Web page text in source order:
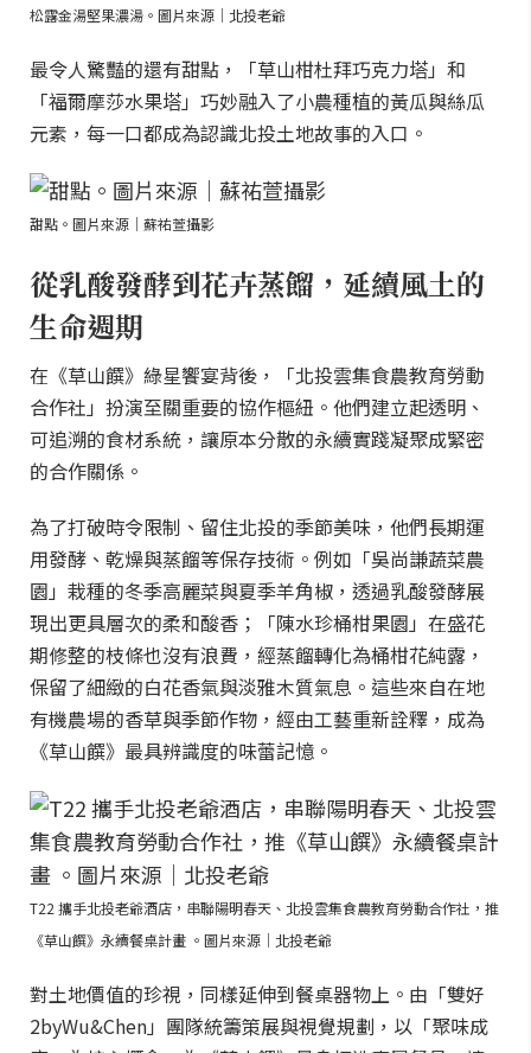
松露金湯堅果濃湯。圖片來源｜北投老爺
最令人驚豔的還有甜點，「草山柑杜拜巧克力塔」和
「福爾摩莎水果塔」巧妙融入了小農種植的黃瓜與絲瓜
元素，每一口都成為認識北投土地故事的入口。
甜點。圖片來源｜蘇祐萱攝影
從乳酸發酵到花卉蒸餾，延續風土的
生命週期
在《草山饌》綠星饗宴背後，「北投雲集食農教育勞動
合作社」扮演至關重要的協作樞紐。他們建立起透明、
可追溯的食材系統，讓原本分散的永續實踐凝聚成緊密
的合作關係。
為了打破時令限制、留住北投的季節美味，他們長期運
用發酵、乾燥與蒸餾等保存技術。例如「吳尚謙蔬菜農
園」栽種的冬季高麗菜與夏季羊角椒，透過乳酸發酵展
現出更具層次的柔和酸香；「陳水珍桶柑果園」在盛花
期修整的枝條也沒有浪費，經蒸餾轉化為桶柑花純露，
保留了細緻的白花香氣與淡雅木質氣息。這些來自在地
有機農場的香草與季節作物，經由工藝重新詮釋，成為
《草山饌》最具辨識度的味蕾記憶。
T22 攜手北投老爺酒店，串聯陽明春天、北投雲集食農教育勞動合作社，推
《草山饌》永續餐桌計畫 。圖片來源｜北投老爺
對土地價值的珍視，同樣延伸到餐桌器物上。由「雙好
2byWu&Chen」團隊統籌策展與視覺規劃，以「聚味成